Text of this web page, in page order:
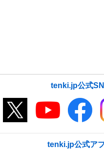
tenki.jp公式
tenki.jp公式ア